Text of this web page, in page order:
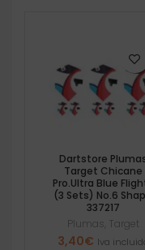
Dartstore
Target Chicane
Pro.Ultra Blue
(3 Sets) No.6
337217
Plumas Target
3,40€ Iva